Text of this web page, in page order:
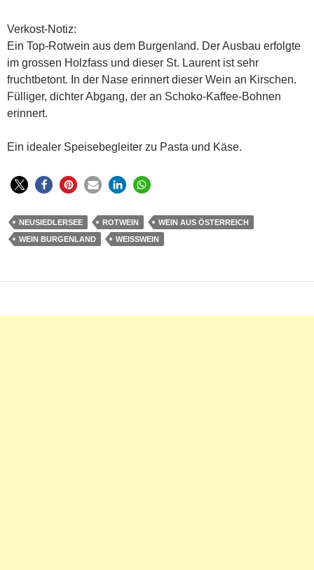
Verkost-Notiz:
Ein Top-Rotwein aus dem Burgenland. Der Ausbau erfolgte
im grossen Holzfass und dieser St. Laurent ist sehr
fruchtbetont. In der Nase erinnert dieser Wein an Kirschen.
Fülliger, dichter Abgang, der an Schoko-Kaffee-Bohnen
erinnert.
Ein idealer Speisebegleiter zu Pasta und Käse.
NEUSIEDLERSEE ROTWEIN
WEIN AUS ÖSTERREICH
WEIN BURGENLAND
WEISSWEIN